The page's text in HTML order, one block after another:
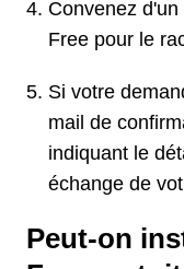
Convenez
Free pour le
Si votre
mail de
indiquant le
échange de
Peut-on